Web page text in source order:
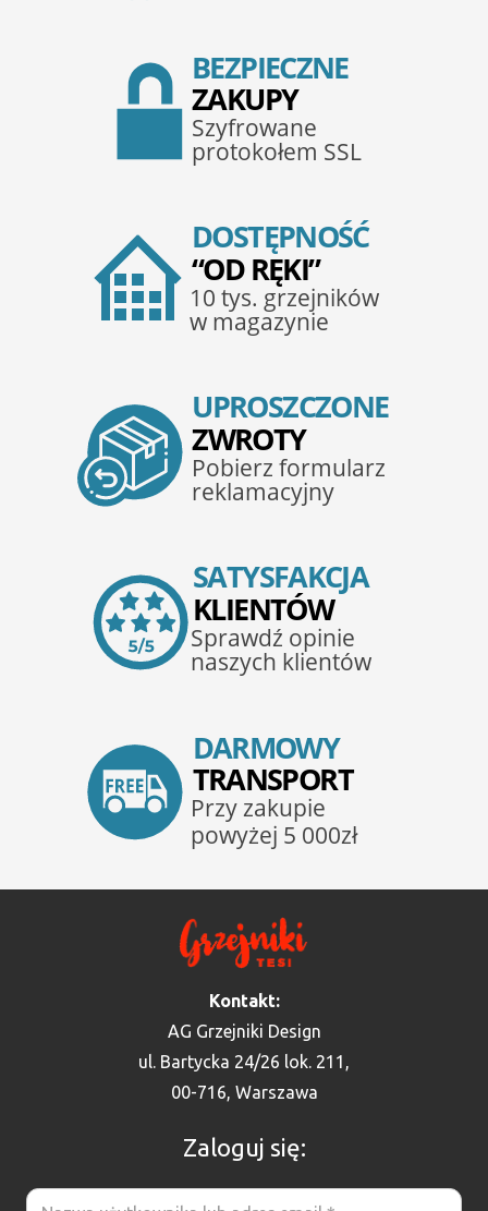
Kontakt:
AG Grzejniki Design
ul. Bartycka 24/26 lok. 211,
00-716, Warszawa
Zaloguj się: